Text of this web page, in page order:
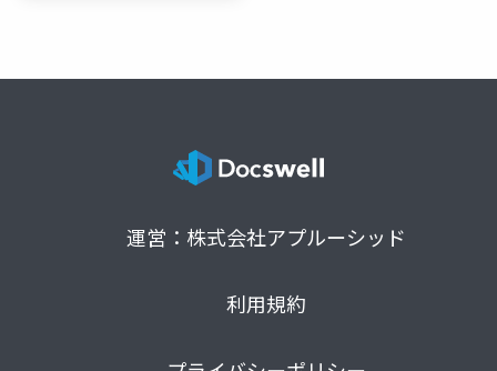
運営：株式会社アプルーシッド
利用規約